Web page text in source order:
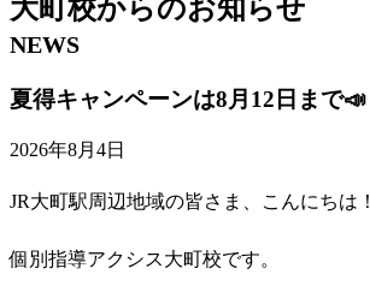
大町校からのお知らせ
NEWS
夏得キャンペーンは8月12日まで📣
2026年8月4日
JR大町駅周辺地域の皆さま、こんにちは！
個別指導アクシス大町校です。